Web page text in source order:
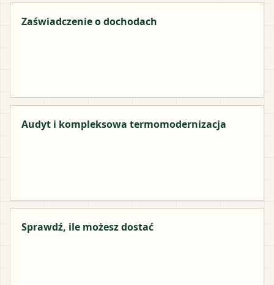
Zaświadczenie o dochodach
Audyt i kompleksowa termomodernizacja
Sprawdź, ile możesz dostać